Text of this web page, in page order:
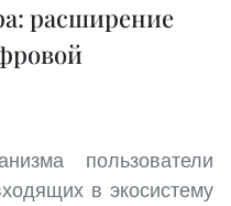
расширение
пользователи
в экосистему